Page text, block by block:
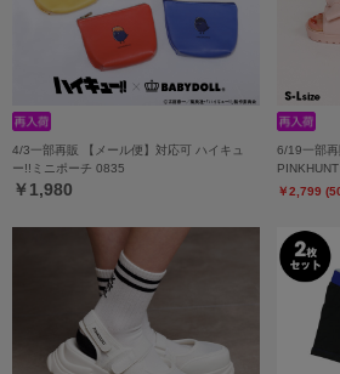
4/3一部再販 【メール便】対応可 ハイキュ
ー!!ミニポーチ 0835
￥1,980
6/19一部
￥2,799